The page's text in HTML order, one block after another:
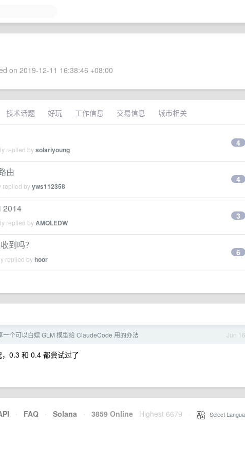
on 2019-12-11 16:38:46 +08:00
技术话题 好玩 工作信息 交易信息 城市相关
replied bysolariyoung
4
由
replied byyws112358
4
2014
replied byAMOLEDW
3
到吗？
replied byhoor
6
Jun 16
一个可以白嫖 GLM 模型给 ClaudeCode 用的办法
0.3 和 0.4 都尝试过了
· FAQ · Solana · 3859 Online Highest 6679 Select